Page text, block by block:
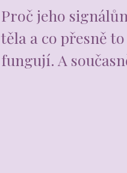
Proč jeho
těla a co přesně
fungují. A